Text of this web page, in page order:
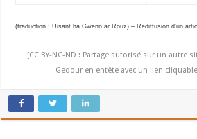
(traduction : Uisant ha Gwenn ar Rouz) – Rediffusion d’un
[CC BY-NC-ND : Partage autorisé sur un autre
Gedour en entête avec un lien